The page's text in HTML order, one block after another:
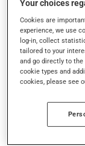
En plus de ses
l'occasion
secondaires),
il peut
pileux;
l'enflure
il peut
Your choices
Cookies are
experience, we use
log-in, collect
tailored to your
and go directly to
cookie types and
cookies, please see